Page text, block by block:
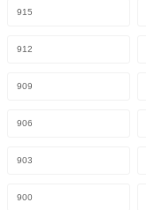
915
912
909
906
903
900